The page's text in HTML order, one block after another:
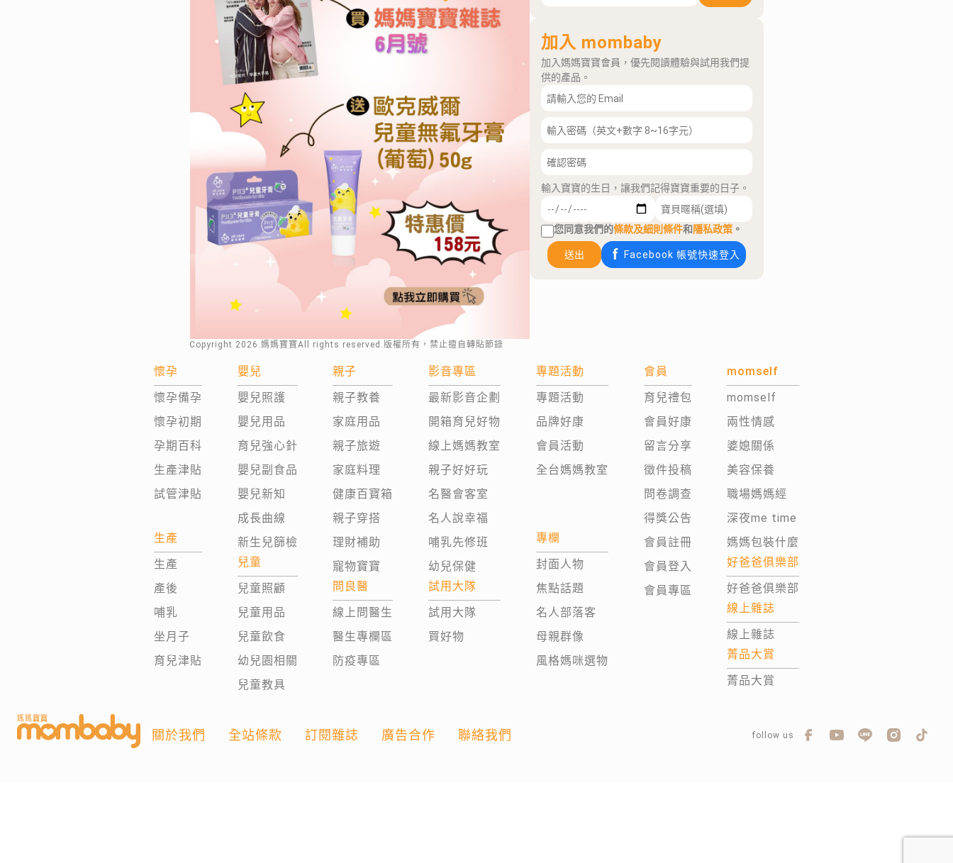
Copyright 2026 .媽媽寶寶All rights reserved.版權所有，禁止擅自轉貼節錄
加入 mombaby
加入媽媽寶寶會員，優先閱讀體驗與試用我們提
供的產品。
輸入寶寶的生日，讓我們記得寶寶重要的日子。
您同意我們的條款及細則條件和隱私政策 。
送出 Facebook 帳號快速登入
懷孕
懷孕備孕
懷孕初期
孕期百科
生產津貼
試管津貼
生產
生產
產後
哺乳
坐月子
育兒津貼
嬰兒
嬰兒照護
嬰兒用品
育兒強心針
嬰兒副食品
嬰兒新知
成長曲線
新生兒篩檢
兒童
兒童照顧
兒童用品
兒童飲食
幼兒園相關
兒童教具
親子
親子教養
家庭用品
親子旅遊
家庭料理
健康百寶箱
親子穿搭
理財補助
寵物寶寶
問良醫
線上問醫生
醫生專欄區
防疫專區
影音專區
最新影音企劃
開箱育兒好物
線上媽媽教室
親子好好玩
名醫會客室
名人說幸福
哺乳先修班
幼兒保健
試用大隊
試用大隊
買好物
專題活動
專題活動
品牌好康
會員活動
全台媽媽教室
專欄
封面人物
焦點話題
名人部落客
母親群像
風格媽咪選物
會員
育兒禮包
會員好康
留言分享
徵件投稿
問卷調查
得獎公告
會員註冊
會員登入
會員專區
momself
momself
兩性情感
婆媳關係
美容保養
職場媽媽經
深夜me time
媽媽包裝什麼
好爸爸俱樂部
好爸爸俱樂部
線上雜誌
線上雜誌
菁品大賞
菁品大賞
關於我們 全站條款 訂閱雜誌 廣告合作 聯絡我們 follow us